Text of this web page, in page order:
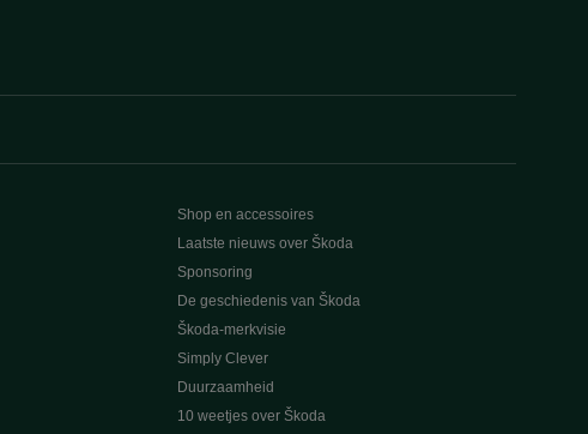
Shop en accessoires
Laatste nieuws over Škoda
Sponsoring
De geschiedenis van Škoda
Škoda-merkvisie
Simply Clever
Duurzaamheid
10 weetjes over Škoda